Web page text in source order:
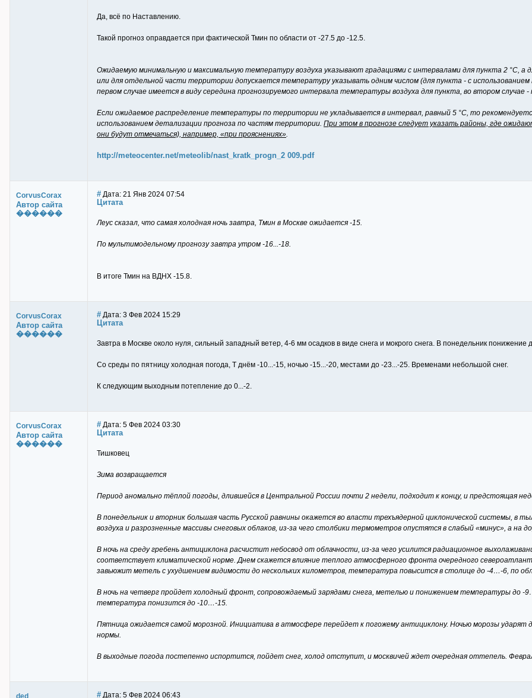
Да, всё по Наставлению.
Такой прогноз оправдается при фактической Тмин по области от -27.5 до -12.5.
Ожидаемую минимальную и максимальную температуру воздуха указывают градациями с интервалами для пункта 2 °С,
или для отдельной части территории допускается температуру указывать одним числом (для пункта - с
первом случае имеется в виду середина прогнозируемого интервала температуры воздуха для пункта, во втором случае
Если ожидаемое распределение температуры по территории не укладывается в интервал, равный 5 °C, то
использованием детализации прогноза по частям территории. При этом в прогнозе следует указать районы, где
они будут отмечаться), например, «при прояснениях».
http://meteocenter.net/meteolib/nast_kratk_progn_2 009.pdf
CorvusCorax
Автор сайта
������
# Дата: 21 Янв 2024 07:54
Цитата
Леус сказал, что самая холодная ночь завтра, Тмин в Москве ожидается -15.
По мультимодельному прогнозу завтра утром -16...-18.
В итоге Тмин на ВДНХ -15.8.
CorvusCorax
Автор сайта
������
# Дата: 3 Фев 2024 15:29
Цитата
Завтра в Москве около нуля, сильный западный ветер, 4-6 мм осадков в виде снега и мокрого снега. В понедельник понижение
Со среды по пятницу холодная погода, Т днём -10...-15, ночью -15...-20, местами до -23...-25. Временами небольшой снег.
К следующим выходным потепление до 0...-2.
CorvusCorax
Автор сайта
������
# Дата: 5 Фев 2024 03:30
Цитата
Тишковец
Зима возвращается
Период аномально тёплой погоды, длившейся в Центральной России почти 2 недели, подходит к концу, и предстоящая
В понедельник и вторник большая часть Русской равнины окажется во власти трехъядерной циклонической системы, в
воздуха и разрозненные массивы снеговых облаков, из-за чего столбики термометров опустятся в слабый «минус», а на
В ночь на среду гребень антициклона расчистит небосвод от облачности, из-за чего усилится радиационное
соответствует климатической норме. Днем скажется влияние теплого атмосферного фронта очередного
завьюжит метель с ухудшением видимости до нескольких километров, температура повысится в столице до -4…-6, по
В ночь на четверг пройдет холодный фронт, сопровождаемый зарядами снега, метелью и понижением температуры до -
температура понизится до -10…-15.
Пятница ожидается самой морозной. Инициатива в атмосфере перейдет к погожему антициклону. Ночью морозы ударят
нормы.
В выходные погода постепенно испортится, пойдет снег, холод отступит, и москвичей ждет очередная оттепель.
ded # Дата: 5 Фев 2024 06:43